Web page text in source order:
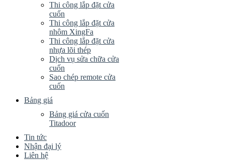
Thi công lắp đặt cửa
cuốn
Thi công lắp đặt cửa
nhôm XingFa
Thi công lắp đặt cửa
nhựa lõi thép
Dịch vụ sửa chữa cửa
cuốn
Sao chép remote cửa
cuốn
Bảng giá
Bảng giá cửa cuốn
Titadoor
Tin tức
Nhận đại lý
Liên hệ